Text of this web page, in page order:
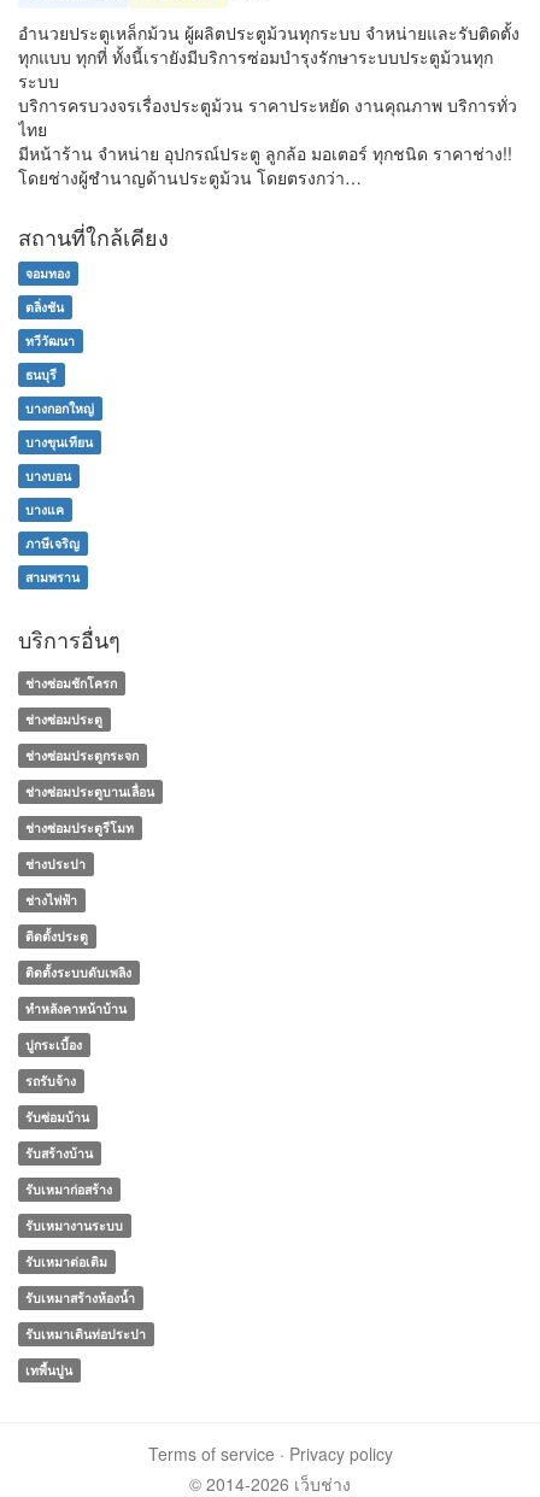
อำนวยประตูเหล็กม้วน ผู้ผลิตประตูม้วนทุกระบบ จำหน่ายและรับติดตั้ง
ทุกแบบ ทุกที่ ทั้งนี้เรายังมีบริการซ่อมบำรุงรักษาระบบประตูม้วนทุก
ระบบ
บริการครบวงจรเรื่องประตูม้วน ราคาประหยัด งานคุณภาพ บริการทั่ว
ไทย
มีหน้าร้าน จำหน่าย อุปกรณ์ประตู ลูกล้อ มอเตอร์ ทุกชนิด ราคาช่าง!!
โดยช่างผู้ชำนาญด้านประตูม้วน โดยตรงกว่า…
สถานที่ใกล้เคียง
จอมทอง
ตลิ่งชัน
ทวีวัฒนา
ธนบุรี
บางกอกใหญ่
บางขุนเทียน
บางบอน
บางแค
ภาษีเจริญ
สามพราน
บริการอื่นๆ
ช่างซ่อมชักโครก
ช่างซ่อมประตู
ช่างซ่อมประตูกระจก
ช่างซ่อมประตูบานเลื่อน
ช่างซ่อมประตูรีโมท
ช่างประปา
ช่างไฟฟ้า
ติดตั้งประตู
ติดตั้งระบบดับเพลิง
ทําหลังคาหน้าบ้าน
ปูกระเบื้อง
รถรับจ้าง
รับซ่อมบ้าน
รับสร้างบ้าน
รับเหมาก่อสร้าง
รับเหมางานระบบ
รับเหมาต่อเติม
รับเหมาสร้างห้องน้ำ
รับเหมาเดินท่อประปา
เทพื้นปูน
Terms of service · Privacy policy
© 2014-2026 เว็บช่าง